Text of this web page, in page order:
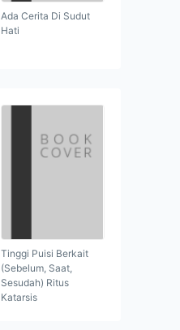
Ada Cerita Di Sudut
Hati
Tinggi Puisi Berkait
(Sebelum, Saat,
Sesudah) Ritus
Katarsis